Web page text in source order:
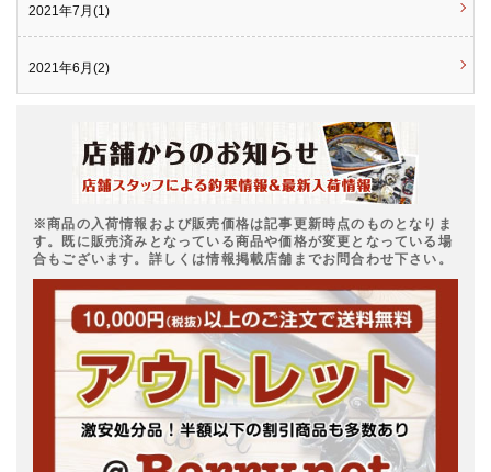
2021年7月(1)
2021年6月(2)
※商品の入荷情報および販売価格は記事更新時点のものとなりま
す。既に販売済みとなっている商品や価格が変更となっている場
合もございます。詳しくは情報掲載店舗までお問合わせ下さい。